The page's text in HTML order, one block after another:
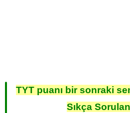
TYT puanı bir sonraki
Sıkça